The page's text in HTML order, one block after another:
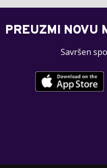
PREUZMI NOVU
Savršen